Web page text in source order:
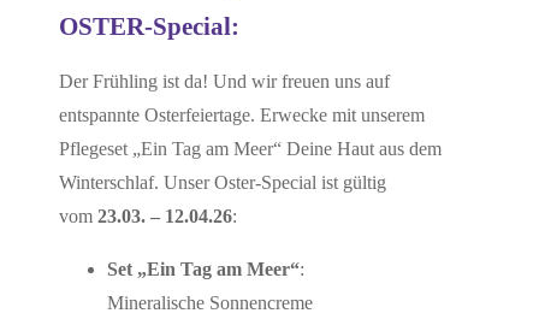
OSTER-Special:
Der Frühling ist da! Und wir freuen uns auf
entspannte Osterfeiertage. Erwecke mit unserem
Pflegeset „Ein Tag am Meer“ Deine Haut aus dem
Winterschlaf. Unser Oster-Special ist gültig
vom23.03. – 12.04.26:
Set „Ein Tag am Meer“:
Mineralische Sonnencreme